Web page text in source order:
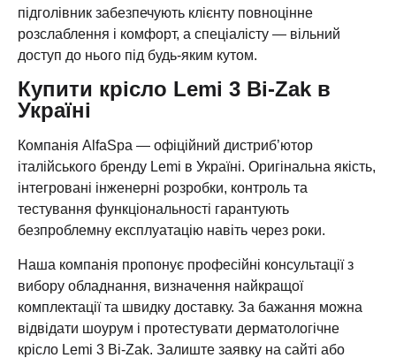
підголівник забезпечують клієнту повноцінне
розслаблення і комфорт, а спеціалісту — вільний
доступ до нього під будь-яким кутом.
Купити крісло Lemi 3 Bi-Zak в
Україні
Компанія AlfaSpa — офіційний дистриб’ютор
італійського бренду Lemi в Україні. Оригінальна якість,
інтегровані інженерні розробки, контроль та
тестування функціональності гарантують
безпроблемну експлуатацію навіть через роки.
Наша компанія пропонує професійні консультації з
вибору обладнання, визначення найкращої
комплектації та швидку доставку. За бажання можна
відвідати шоурум і протестувати дерматологічне
крісло Lemi 3 Bi-Zak. Залиште заявку на сайті або